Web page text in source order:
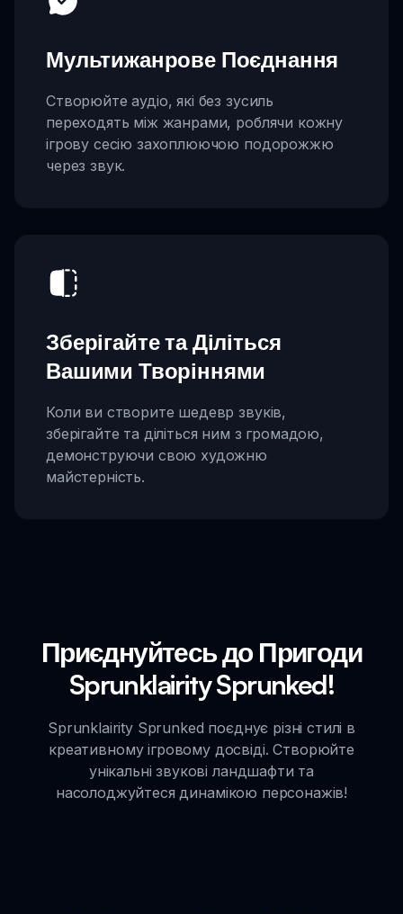
Мультижанрове Поєднання
Створюйте аудіо, які без зусиль
переходять між жанрами, роблячи кожну
ігрову сесію захоплюючою подорожжю
через звук.
Зберігайте та Діліться
Вашими Творіннями
Коли ви створите шедевр звуків,
зберігайте та діліться ним з громадою,
демонструючи свою художню
майстерність.
Приєднуйтесь до Пригоди
Sprunklairity Sprunked!
Sprunklairity Sprunked поєднує різні стилі в
креативному ігровому досвіді. Створюйте
унікальні звукові ландшафти та
насолоджуйтеся динамікою персонажів!